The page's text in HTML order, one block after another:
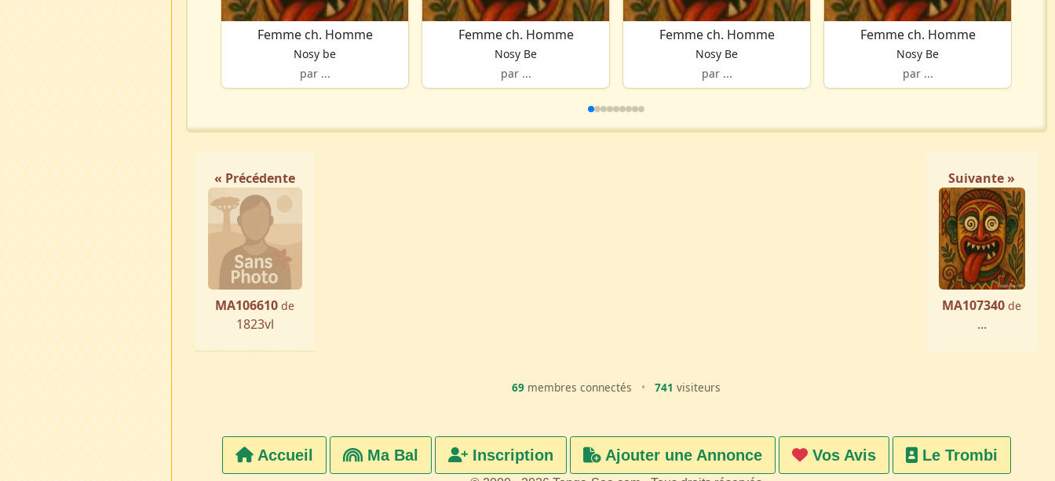
Femme ch. Homme
Nosy be
par ...
Femme ch. Homme
Nosy Be
par ...
Femme ch. Homme
Nosy Be
par ...
Femme ch. Homme
Nosy Be
par ...
« Précédente
MA106610 de
1823vl
Suivante »
MA107340 de
...
69 membres connectés • 741 visiteurs
Accueil Ma Bal Inscription Ajouter une Annonce Vos Avis Le Trombi